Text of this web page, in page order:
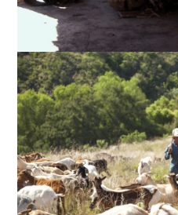
¿QUÉ SUEÑAN LAS